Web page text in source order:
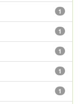
1
1
1
1
1